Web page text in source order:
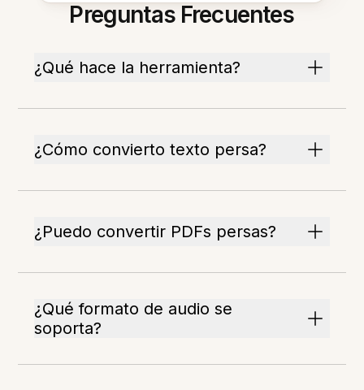
Preguntas Frecuentes
¿Qué hace la herramienta?
¿Cómo convierto texto persa?
¿Puedo convertir PDFs persas?
¿Qué formato de audio se
soporta?